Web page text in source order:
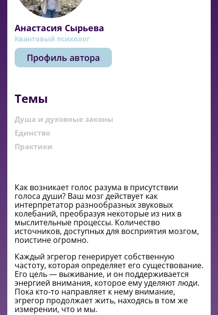
Анастасия Сырьева
Квантовый психолог
Профиль автора
Темы
Душа и духовные законы
Единство
Практики
Как возникает голос разума в присутствии
голоса души? Ваш мозг действует как
интерпретатор разнообразных звуковых
колебаний, преобразуя некоторые из них в
мыслительные процессы. Количество
источников, доступных для восприятия мозгом,
поистине огромно.
Каждый эгрегор генерирует собственную
частоту, которая определяет его существование.
Его цель — выживание, и он поддерживается
энергией внимания, которое ему уделяют люди.
Пока кто-то направляет к нему внимание,
эгрегор продолжает жить, находясь в том же
измерении, что и мы.